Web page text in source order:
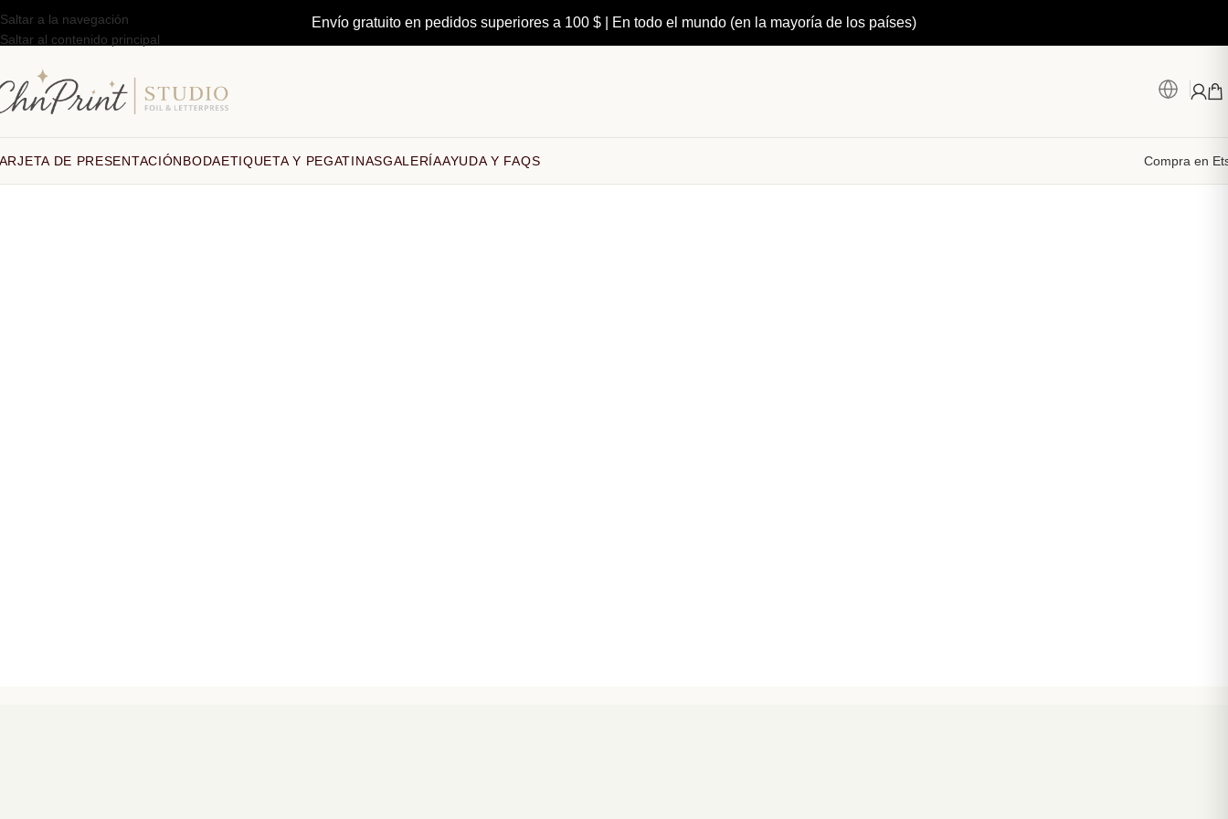
Saltar a la navegación
Saltar al contenido principal
Envío gratuito en pedidos superiores a 100 $ | En todo el mundo (en la mayoría de los países)
DE PRESENTACIÓNBODAETIQUETA Y PEGATINASGALERÍAAYUDA Y FAQS Compra en